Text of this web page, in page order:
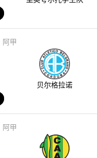
阿甲
贝尔格拉诺
阿甲